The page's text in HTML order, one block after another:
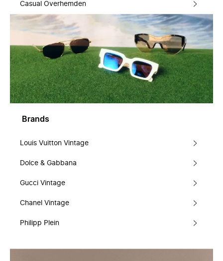
Casual Overhemden
Brands
Louis Vuitton Vintage
Dolce & Gabbana
Gucci Vintage
Chanel Vintage
Philipp Plein